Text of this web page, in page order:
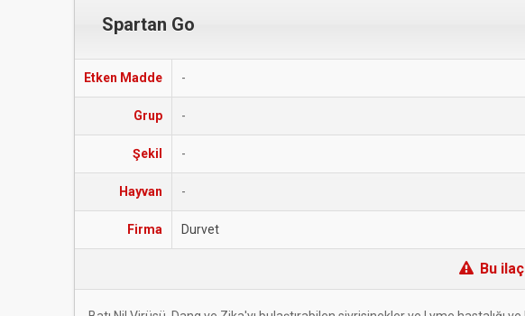
Spartan Go
Etken Madde -
Grup -
Şekil -
Hayvan -
Firma Durvet
Bu